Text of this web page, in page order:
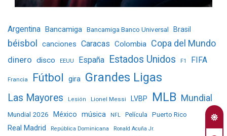
Argentina Bancamiga Bancamiga Banco Universal Brasil
béisbol canciones Caracas Colombia Copa del Mundo
dinero disco EEUU España Estados Unidos F1 FIFA
Francia Fútbol gira Grandes Ligas
Las Mayores Lesión Lionel Messi LVBP MLB Mundial
Mundial 2026 México música NFL Película Puerto Rico
Real Madrid República Dominicana Ronald Acuña Jr.